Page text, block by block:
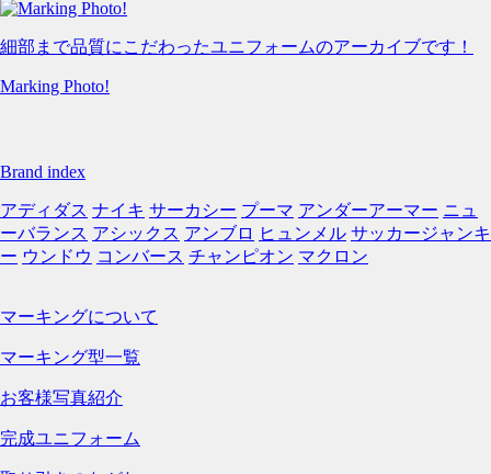
細部まで品質にこだわったユニフォームのアーカイブです！
Marking Photo!
Brand index
アディダス ナイキ サーカシー プーマ アンダーアーマー ニュ
ーバランス アシックス アンブロ ヒュンメル サッカージャンキ
ー ウンドウ コンバース チャンピオン マクロン
マーキングについて
マーキング型一覧
お客様写真紹介
完成ユニフォーム